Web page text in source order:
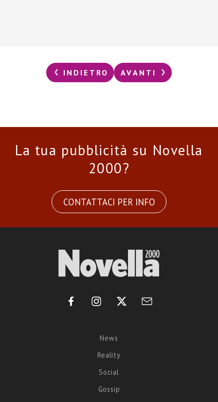
INDIETRO AVANTI
La tua pubblicità su Novella
2000?
CONTATTACI PER INFO
News
Reality
Social
Gossip